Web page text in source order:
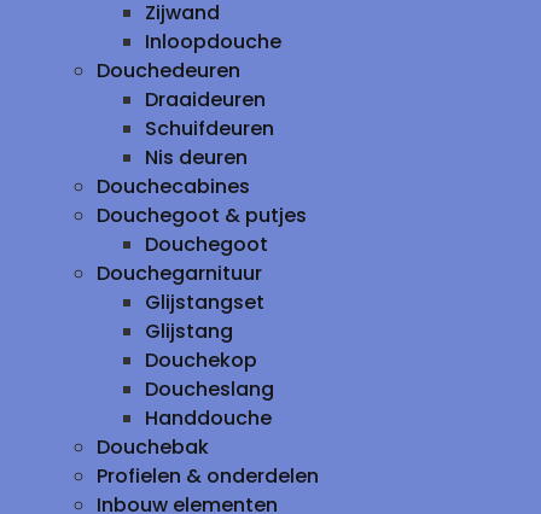
Zijwand
Inloopdouche
Douchedeuren
Draaideuren
Schuifdeuren
Nis deuren
Douchecabines
Douchegoot & putjes
Douchegoot
Douchegarnituur
Glijstangset
Glijstang
Douchekop
Doucheslang
Handdouche
Douchebak
Profielen & onderdelen
Inbouw elementen